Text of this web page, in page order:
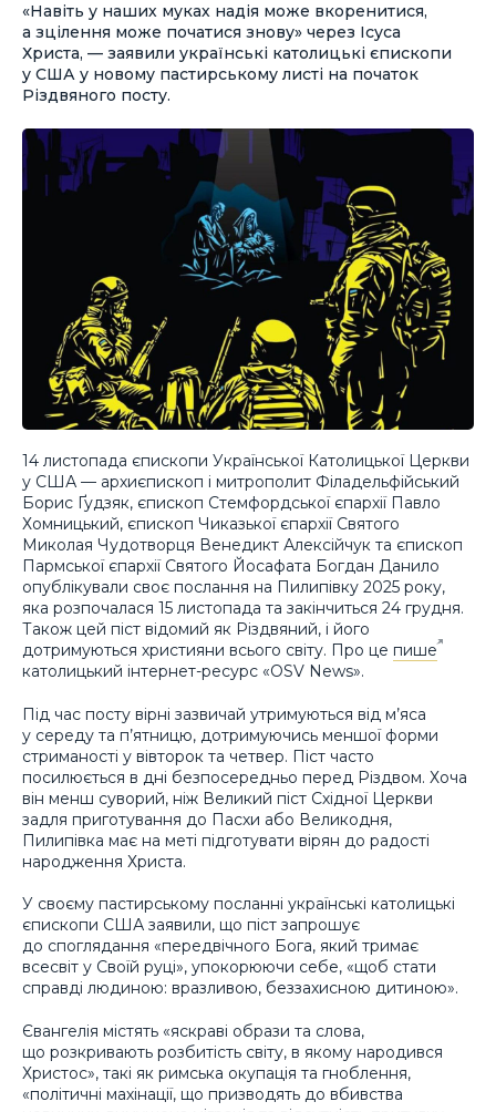
«Навіть у наших муках надія може вкоренитися,
а зцілення може початися знову» через Ісуса
Христа, — заявили українські католицькі єпископи
у США у новому пастирському листі на початок
Різдвяного посту.
14 листопада єпископи Української Католицької Церкви
у США — архиєпископ і митрополит Філадельфійський
Борис Ґудзяк, єпископ Стемфордської єпархії Павло
Хомницький, єпископ Чиказької єпархії Святого
Миколая Чудотворця Венедикт Алексійчук та єпископ
Пармської єпархії Святого Йосафата Богдан Данило
опублікували своє послання на Пилипівку 2025 року,
яка розпочалася 15 листопада та закінчиться 24 грудня.
Також цей піст відомий як Різдвяний, і його
дотримуються християни всього світу. Про це пише
католицький інтернет-ресурс «OSV News».
Під час посту вірні зазвичай утримуються від м’яса
у середу та п’ятницю, дотримуючись меншої форми
стриманості у вівторок та четвер. Піст часто
посилюється в дні безпосередньо перед Різдвом. Хоча
він менш суворий, ніж Великий піст Східної Церкви
задля приготування до Пасхи або Великодня,
Пилипівка має на меті підготувати вірян до радості
народження Христа.
У своєму пастирському посланні українські католицькі
єпископи США заявили, що піст запрошує
до споглядання «передвічного Бога, який тримає
всесвіт у Своїй руці», упокорюючи себе, «щоб стати
справді людиною: вразливою, беззахисною дитиною».
Євангелія містять «яскраві образи та слова,
що розкривають розбитість світу, в якому народився
Христос», такі як римська окупація та гноблення,
«політичні махінації, що призводять до вбивства